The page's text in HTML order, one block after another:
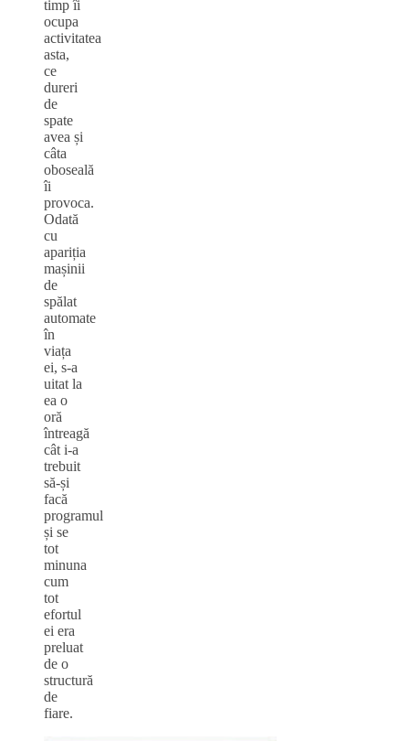
timp îi
ocupa
activitatea
asta,
ce
dureri
de
spate
avea și
câta
oboseală
îi
provoca.
Odată
cu
apariția
mașinii
de
spălat
automate
în
viața
ei, s-a
uitat la
ea o
oră
întreagă
cât i-a
trebuit
să-și
facă
programul
și se
tot
minuna
cum
tot
efortul
ei era
preluat
de o
structură
de
fiare.